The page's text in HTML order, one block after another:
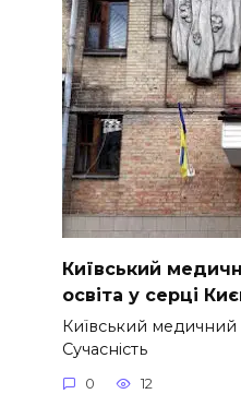
Київський
освіта у серці
Київський медичний
Сучасність
0 12